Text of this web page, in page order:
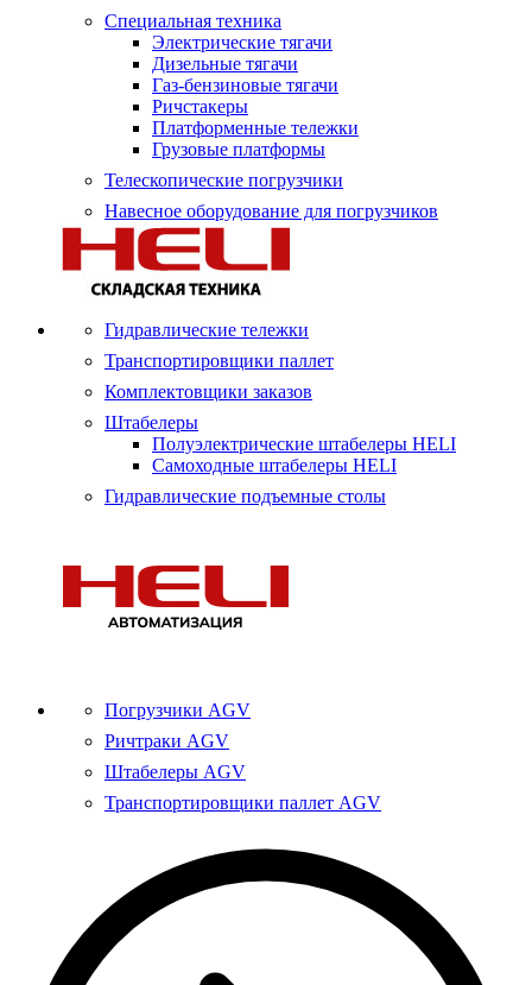
Специальная техника
Электрические тягачи
Дизельные тягачи
Газ-бензиновые тягачи
Ричстакеры
Платформенные тележки
Грузовые платформы
Телескопические погрузчики
Навесное оборудование для погрузчиков
Гидравлические тележки
Транспортировщики паллет
Комплектовщики заказов
Штабелеры
Полуэлектрические штабелеры HELI
Самоходные штабелеры HELI
Гидравлические подъемные столы
Погрузчики AGV
Ричтраки AGV
Штабелеры AGV
Транспортировщики паллет AGV